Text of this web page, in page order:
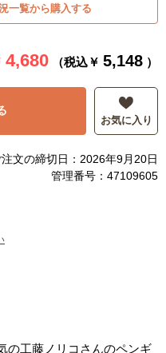
一覧から購入する
4,680 （税込￥ 5,148 ）
お気に入り
文の締切日：2026年9月20日
管理番号：47109605
の工藤ノリコさんのペンギ